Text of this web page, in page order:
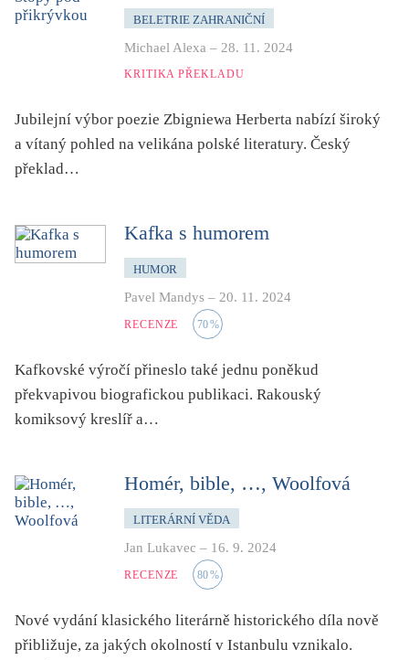
BELETRIE ZAHRANIČNÍ
Michael Alexa – 28. 11. 2024
KRITIKA PŘEKLADU
Jubilejní výbor poezie Zbigniewa Herberta nabízí široký
a vítaný pohled na velikána polské literatury. Český
překlad…
Kafka s humorem
HUMOR
Pavel Mandys – 20. 11. 2024
RECENZE 70%
Kafkovské výročí přineslo také jednu poněkud
překvapivou biografickou publikaci. Rakouský
komiksový kreslíř a…
Homér, bible, …, Woolfová
LITERÁRNÍ VĚDA
Jan Lukavec – 16. 9. 2024
RECENZE 80%
Nové vydání klasického literárně historického díla nově
přibližuje, za jakých okolností v Istanbulu vznikalo.